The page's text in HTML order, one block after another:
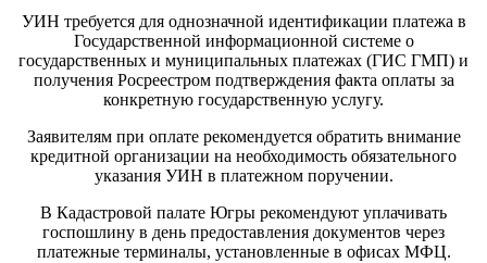
УИН требуется для однозначной идентификации платежа в
Государственной информационной системе о
государственных и муниципальных платежах (ГИС ГМП) и
получения Росреестром подтверждения факта оплаты за
конкретную государственную услугу.
Заявителям при оплате рекомендуется обратить внимание
кредитной организации на необходимость обязательного
указания УИН в платежном поручении.
В Кадастровой палате Югры рекомендуют уплачивать
госпошлину в день предоставления документов через
платежные терминалы, установленные в офисах МФЦ.